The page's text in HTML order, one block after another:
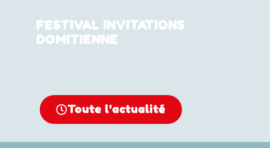
FESTIVAL INVITATIONS
DOMITIENNE
Toute l'actualité